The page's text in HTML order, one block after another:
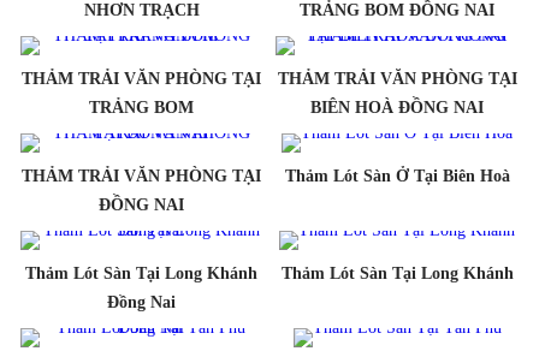
NHƠN TRẠCH
TRẢNG BOM ĐỒNG NAI
THẢM TRẢI VĂN PHÒNG TẠI
TRẢNG BOM
THẢM TRẢI VĂN PHÒNG TẠI
BIÊN HOÀ ĐỒNG NAI
THẢM TRẢI VĂN PHÒNG TẠI
ĐỒNG NAI
Thảm Lót Sàn Ở Tại Biên Hoà
Thảm Lót Sàn Tại Long Khánh
Đồng Nai
Thảm Lót Sàn Tại Long Khánh